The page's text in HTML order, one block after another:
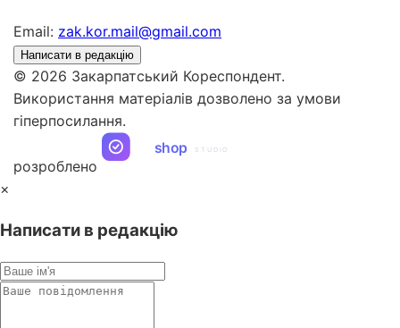
Email: zak.kor.mail@gmail.com
Написати в редакцію
© 2026 Закарпатський Кореспондент.
Використання матеріалів дозволено за умови
гіперпосилання.
розроблено
shop STUDIO
×
Написати в редакцію